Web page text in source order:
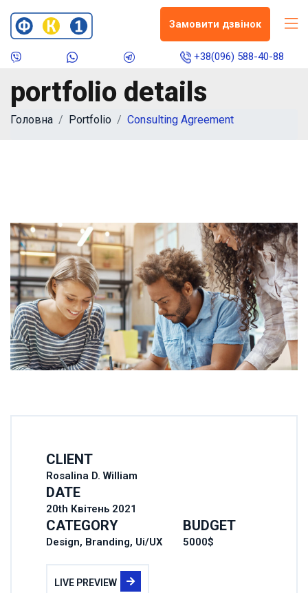
Замовити дзвінок
+38(096) 588-40-88
portfolio details
Головна Portfolio Consulting Agreement
CLIENT
Rosalina D. William
DATE
20th Квітень 2021
CATEGORY
Design, Branding, Ui/UX
BUDGET
5000$
LIVE PREVIEW